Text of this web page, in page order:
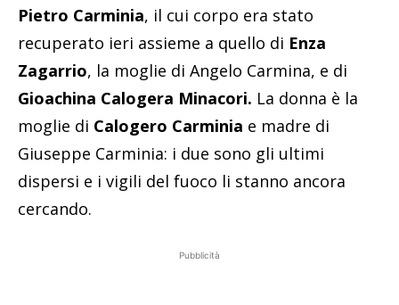
Pietro Carminia, il cui corpo era stato
recuperato ieri assieme a quello di Enza
Zagarrio, la moglie di Angelo Carmina, e di
Gioachina Calogera Minacori. La donna è la
moglie di Calogero Carminia e madre di
Giuseppe Carminia: i due sono gli ultimi
dispersi e i vigili del fuoco li stanno ancora
cercando.
Pubblicità